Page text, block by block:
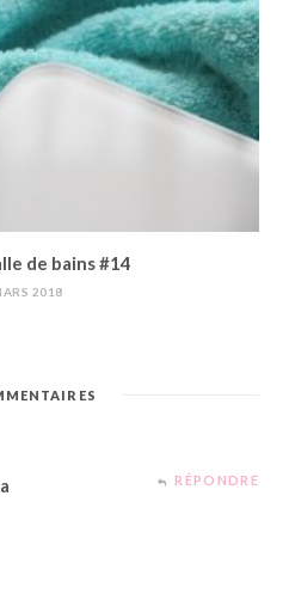
de bains #14
2018
RÉPONDRE